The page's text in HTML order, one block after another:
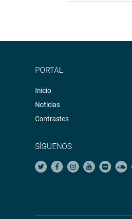
PORTAL
Inicio
Noticias
Contrastes
SÍGUENOS